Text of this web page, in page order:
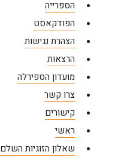
הספרייה
הפודקאסט
הצהרת נגישות
הרצאות
מועדון הספירלה
צרו קשר
קישורים
ראשי
שאלון הזוגיות השלם